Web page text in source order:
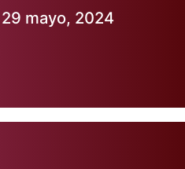
29 mayo, 2024